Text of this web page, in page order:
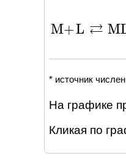
M+L ⇄
M+L⇄ML
* источник
На графике
Кликая по